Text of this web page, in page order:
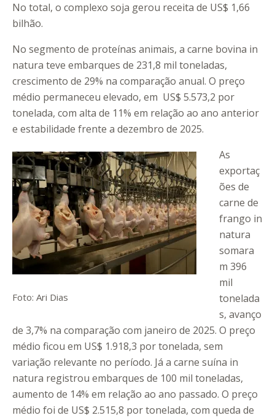
No total, o complexo soja gerou receita de US$ 1,66
bilhão.
No segmento de proteínas animais, a carne bovina in
natura teve embarques de 231,8 mil toneladas,
crescimento de 29% na comparação anual. O preço
médio permaneceu elevado, em US$ 5.573,2 por
tonelada, com alta de 11% em relação ao ano anterior
e estabilidade frente a dezembro de 2025.
Foto: Ari Dias
As
exportaç
ões de
carne de
frango in
natura
somara
m 396
mil
tonelada
s, avanço
de 3,7% na comparação com janeiro de 2025. O preço
médio ficou em US$ 1.918,3 por tonelada, sem
variação relevante no período. Já a carne suína in
natura registrou embarques de 100 mil toneladas,
aumento de 14% em relação ao ano passado. O preço
médio foi de US$ 2.515,8 por tonelada, com queda de